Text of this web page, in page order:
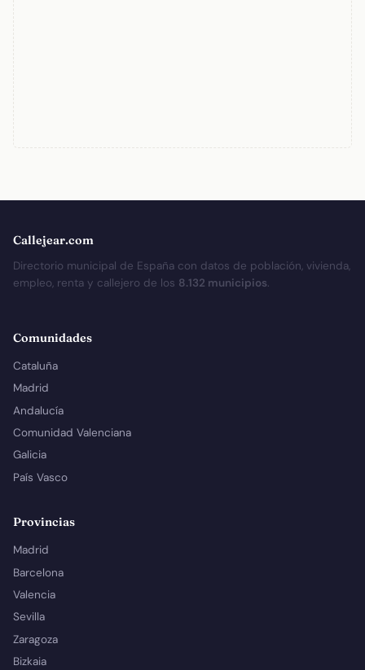
Callejear.com
Directorio municipal de España con datos de población, vivienda,
empleo, renta y callejero de los 8.132 municipios.
Comunidades
Cataluña
Madrid
Andalucía
Comunidad Valenciana
Galicia
País Vasco
Provincias
Madrid
Barcelona
Valencia
Sevilla
Zaragoza
Bizkaia